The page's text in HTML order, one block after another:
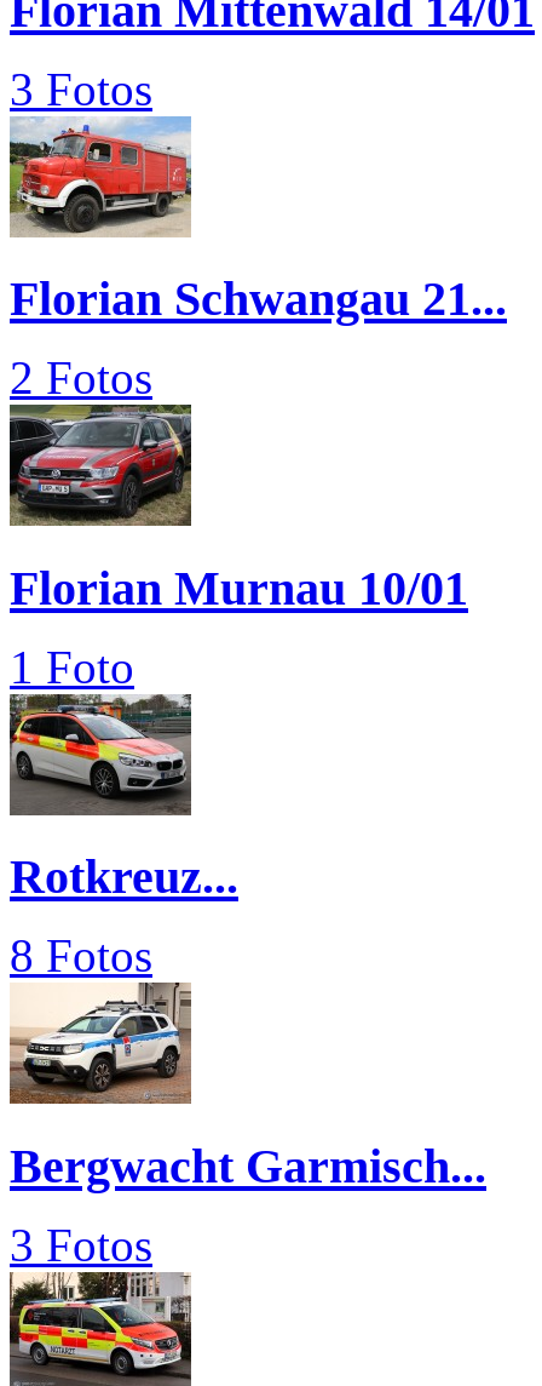
3 Fotos
Florian Schwangau 21...
2 Fotos
Florian Murnau 10/01
1 Foto
Rotkreuz...
8 Fotos
Bergwacht Garmisch...
3 Fotos